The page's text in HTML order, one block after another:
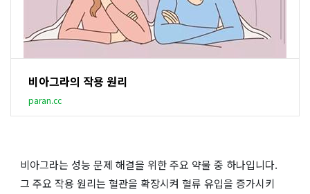
비아그라의 작용 원리
paran.cc
비아그라는 성능 문제 해결을 위한 주요 약물 중 하나입니다.
그 주요 작용 원리는 혈관을 확장시켜 혈류 유입을 증가시키